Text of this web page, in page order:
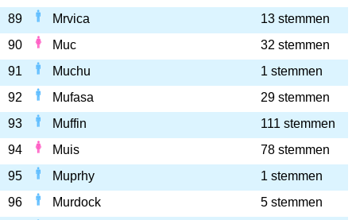
89
Mrvica
13 stemmen
90
Muc
32 stemmen
91
Muchu
1 stemmen
92
Mufasa
29 stemmen
93
Muffin
111 stemmen
94
Muis
78 stemmen
95
Muprhy
1 stemmen
96
Murdock
5 stemmen